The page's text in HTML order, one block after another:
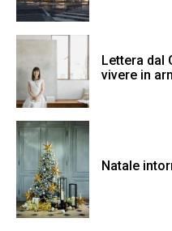
Lettera dal
vivere in
Natale